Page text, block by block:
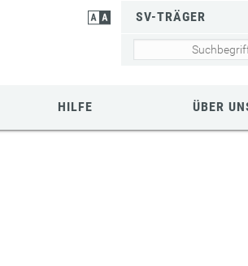
SV-TRÄGER
HILFE ÜBER